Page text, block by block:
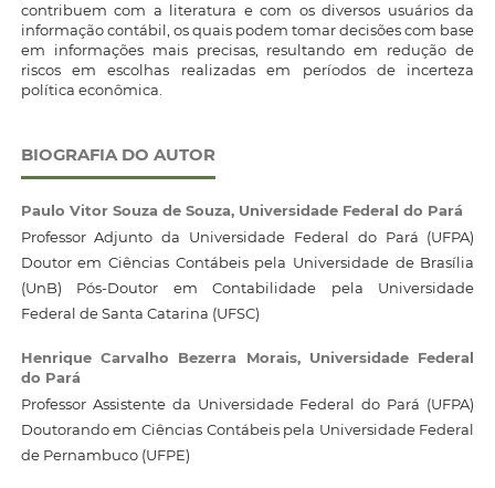
contribuem com a literatura e com os diversos usuários da
informação contábil, os quais podem tomar decisões com base
em informações mais precisas, resultando em redução de
riscos em escolhas realizadas em períodos de incerteza
política econômica.
BIOGRAFIA DO AUTOR
Paulo Vitor Souza de Souza, Universidade Federal do Pará
Professor Adjunto da Universidade Federal do Pará (UFPA)
Doutor em Ciências Contábeis pela Universidade de Brasília
(UnB) Pós-Doutor em Contabilidade pela Universidade
Federal de Santa Catarina (UFSC)
Henrique Carvalho Bezerra Morais, Universidade Federal
do Pará
Professor Assistente da Universidade Federal do Pará (UFPA)
Doutorando em Ciências Contábeis pela Universidade Federal
de Pernambuco (UFPE)